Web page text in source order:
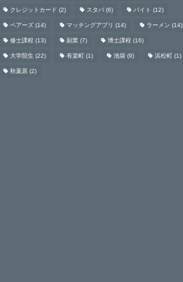
クレジットカード (2) スタバ (6) バイト (12)
ペアーズ (14) マッチングアプリ (14) ラーメン (14)
修士課程 (13) 副業 (7) 博士課程 (16)
大学院生 (22) 有楽町 (1) 池袋 (9) 浜松町 (1)
秋葉原 (2)